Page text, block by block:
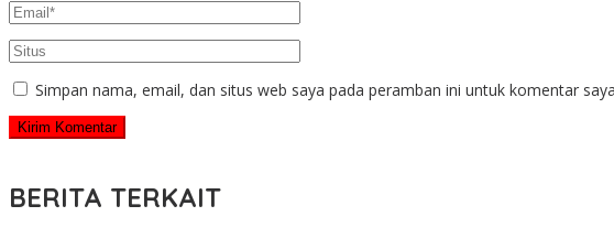
Simpan nama, email, dan situs web saya pada peramban ini untuk komentar
BERITA TERKAIT